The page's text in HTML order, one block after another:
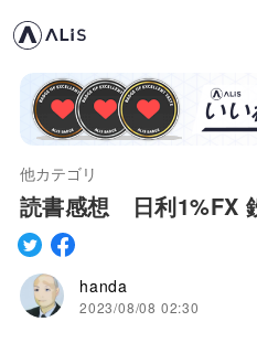
他カテゴリ
読書感想 日利1%FX
handa
2023/08/08 02:30